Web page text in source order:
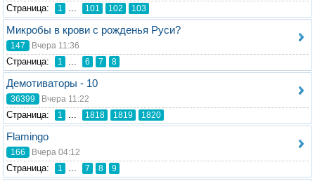
Стрaница: 1 101 102 103
Микробы в крови с рожденья Руси?
147 Вчера 11:36
Стрaница: 1 6 7 8
Демотиваторы - 10
36399 Вчера 11:22
Стрaница: 1 1818 1819 1820
Flamingo
166 Вчера 04:12
Стрaница: 1 7 8 9